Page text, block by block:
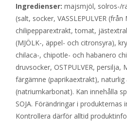
Ingredienser: majsmjöl, solros-/
(salt, socker, VASSLEPULVER (från
chilipepparextrakt, tomat,
(MJÖLK-, äppel- och citronsyra),
chilaca-, chipotle- och habanero
druvsocker, OSTPULVER, persilja,
färgämne (paprikaextrakt),
(natriumkarbonat). Kan innehålla
SOJA. Förändringar i produkternas
Kontrollera därför alltid